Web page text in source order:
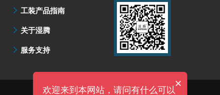
工装产品指南
关于湿腾
服务支持
技术支持：明企科技
×
欢迎来到本网站，请问有什么可以